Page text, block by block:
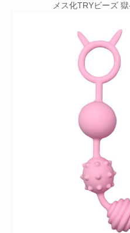
メス化TRYビーズ